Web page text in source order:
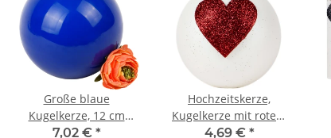
Große blaue
Kugelkerze, 12 cm
Durchmesser,
7,02 € *
Hochzeitskerze,
Kugelkerze mit rotem
Herz als Liebesbeweis
4,69 € *